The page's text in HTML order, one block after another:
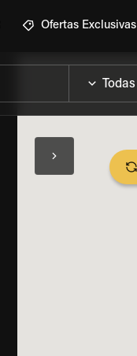
Ofertas Exclusivas